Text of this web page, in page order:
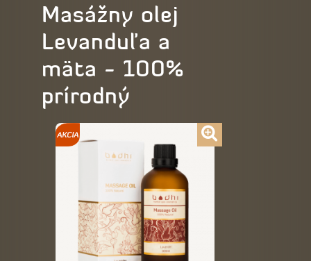
Masážny olej
Levanduľa a
mäta - 100%
prírodný